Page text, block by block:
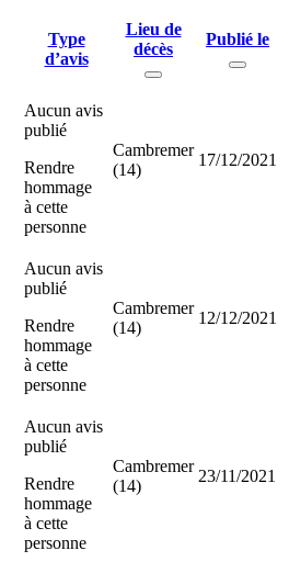
Type
d’avis
Lieu de
décès
Publié le
Aucun avis
publié
Rendre
hommage
à cette
personne
Cambremer
(14)
17/12/2021
Aucun avis
publié
Rendre
hommage
à cette
personne
Cambremer
(14)
12/12/2021
Aucun avis
publié
Rendre
hommage
à cette
personne
Cambremer
(14)
23/11/2021